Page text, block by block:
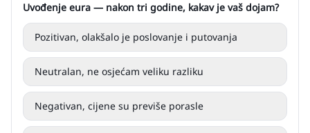
Uvođenje eura — nakon tri godine, kakav je vaš dojam?
Pozitivan, olakšalo je poslovanje i putovanja
Neutralan, ne osjećam veliku razliku
Negativan, cijene su previše porasle